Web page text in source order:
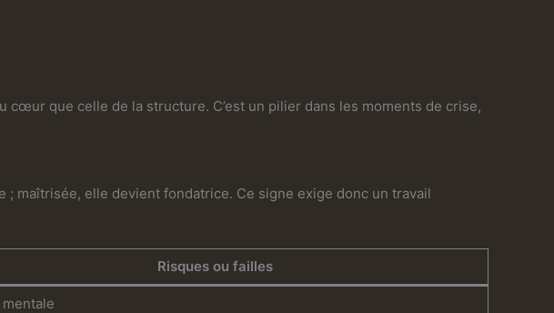
que celle de la structure. C’est un pilier dans les moments de crise,
maîtrisée, elle devient fondatrice. Ce signe exige donc un travail
Risques ou failles